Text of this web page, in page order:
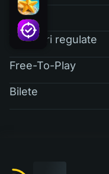
RAIN
Întrebări regulate
Free-To-Play
Bilete